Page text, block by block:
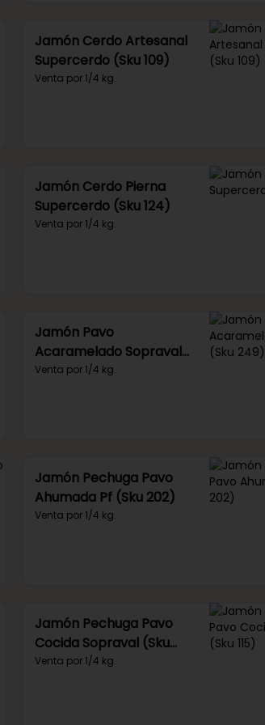
Jamón Cerdo Artesanal
Supercerdo (Sku 109)
Venta por 1/4 kg.
Jamón Cerdo Pierna
Supercerdo (Sku 124)
Venta por 1/4 kg.
Jamón Pavo
Acaramelado Sopraval
(Sku 249)
Venta por 1/4 kg.
Jamón Pechuga Pavo
Ahumada Pf (Sku 202)
Venta por 1/4 kg.
Jamón Pechuga Pavo
Cocida Sopraval (Sku
115)
Venta por 1/4 kg.